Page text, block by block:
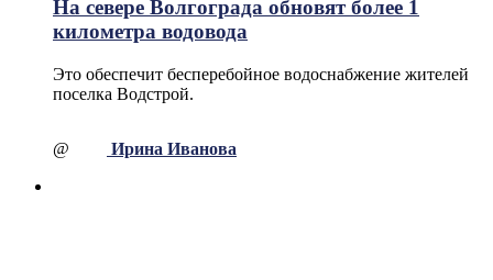
На севере Волгограда обновят более 1
километра водовода
Это обеспечит бесперебойное водоснабжение жителей
поселка Водстрой.
@ Ирина Иванова